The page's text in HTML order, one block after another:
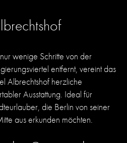
wenige Schritte von der
entfernt, vereint das
Albrechtshof herzliche
Ausstattung. Ideal für
die Berlin von seiner
aus erkunden möchten.